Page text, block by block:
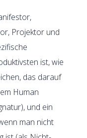
Projektor und
ist, wie
das darauf
Human
und ein
man nicht